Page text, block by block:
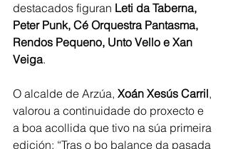
destacados figuran Leti da Taberna,
Peter Punk, Cé Orquestra Pantasma,
Rendos Pequeno, Unto Vello e Xan
Veiga.
O alcalde de Arzúa, Xoán Xesús Carril,
valorou a continuidade do proxecto e
a boa acollida que tivo na súa primeira
edición: “Tras o bo balance da pasada